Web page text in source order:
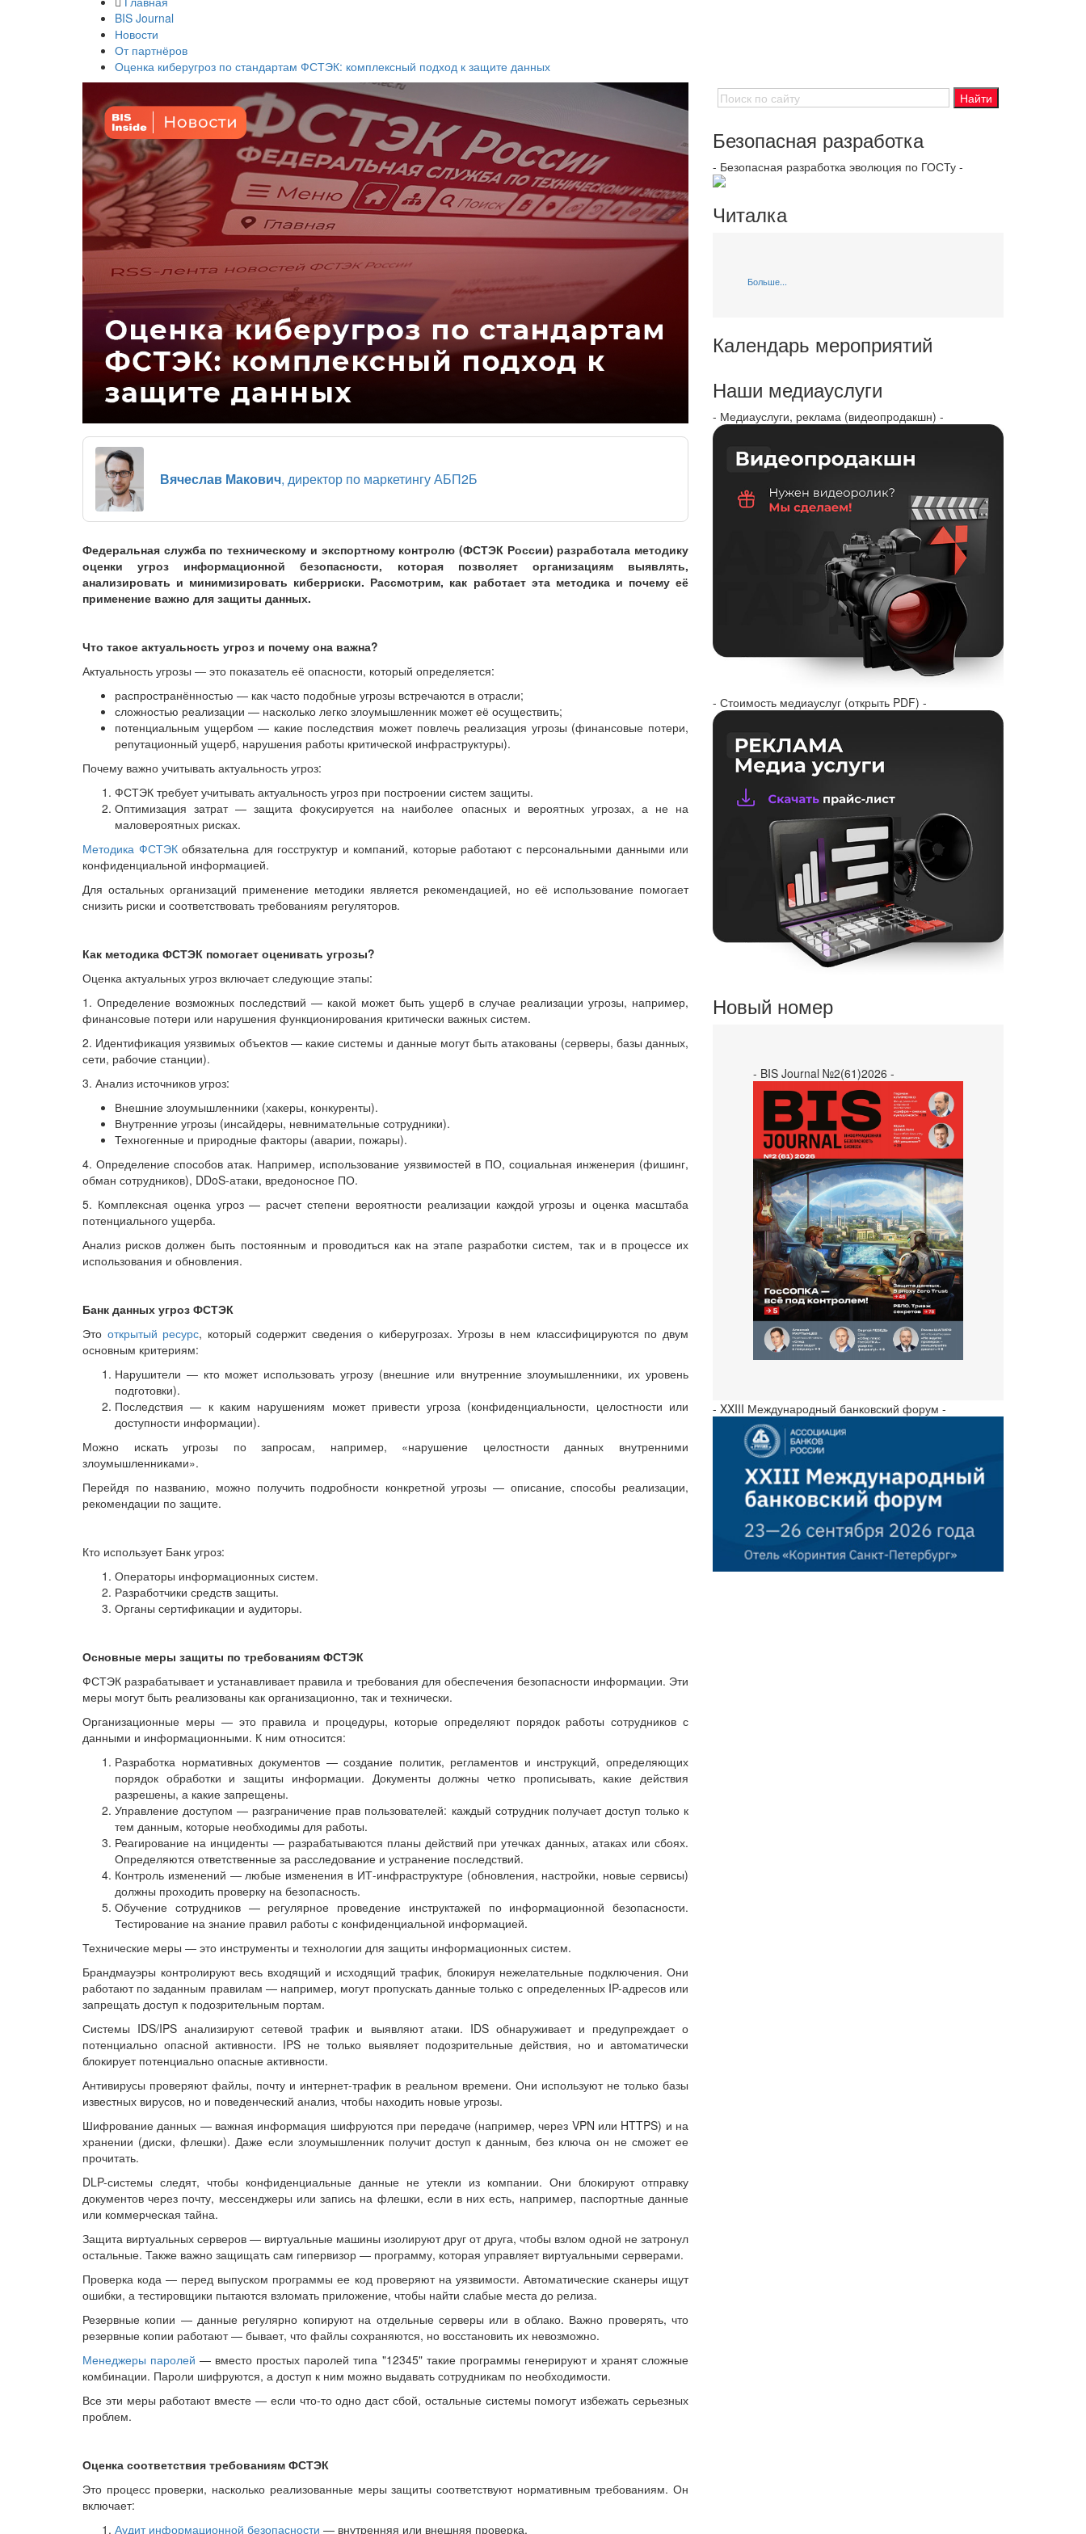
BIS Journal
Новости
От партнёров
Оценка киберугроз по стандартам ФСТЭК: комплексный подход к защите данных
Вячеслав Макович, директор по маркетингу АБП2Б
Федеральная служба по техническому и экспортному контролю (ФСТЭК России) разработала методику
оценки угроз информационной безопасности, которая позволяет организациям выявлять,
анализировать и минимизировать киберриски. Рассмотрим, как работает эта методика и почему её
применение важно для защиты данных.
Что такое актуальность угроз и почему она важна?
Актуальность угрозы — это показатель её опасности, который определяется:
распространённостью — как часто подобные угрозы встречаются в отрасли;
сложностью реализации — насколько легко злоумышленник может её осуществить;
потенциальным ущербом — какие последствия может повлечь реализация угрозы (финансовые потери,
репутационный ущерб, нарушения работы критической инфраструктуры).
Почему важно учитывать актуальность угроз:
ФСТЭК требует учитывать актуальность угроз при построении систем защиты.
Оптимизация затрат — защита фокусируется на наиболее опасных и вероятных угрозах, а не на
маловероятных рисках.
Методика ФСТЭКобязательна для госструктур и компаний, которые работают с персональными данными или
конфиденциальной информацией.
Для остальных организаций применение методики является рекомендацией, но её использование помогает
снизить риски и соответствовать требованиям регуляторов.
Как методика ФСТЭК помогает оценивать угрозы?
Оценка актуальных угроз включает следующие этапы:
1. Определение возможных последствий — какой может быть ущерб в случае реализации угрозы, например,
финансовые потери или нарушения функционирования критически важных систем.
2. Идентификация уязвимых объектов — какие системы и данные могут быть атакованы (серверы, базы данных,
сети, рабочие станции).
3. Анализ источников угроз:
Внешние злоумышленники (хакеры, конкуренты).
Внутренние угрозы (инсайдеры, невнимательные сотрудники).
Техногенные и природные факторы (аварии, пожары).
4. Определение способов атак. Например, использование уязвимостей в ПО, социальная инженерия (фишинг,
обман сотрудников), DDoS-атаки, вредоносное ПО.
5. Комплексная оценка угроз — расчет степени вероятности реализации каждой угрозы и оценка масштаба
потенциального ущерба.
Анализ рисков должен быть постоянным и проводиться как на этапе разработки систем, так и в процессе их
использования и обновления.
Банк данных угроз ФСТЭК
Это открытый ресурс, который содержит сведения о киберугрозах. Угрозы в нем классифицируются по двум
основным критериям:
Нарушители — кто может использовать угрозу (внешние или внутренние злоумышленники, их уровень
подготовки).
Последствия — к каким нарушениям может привести угроза (конфиденциальности, целостности или
доступности информации).
Можно искать угрозы по запросам, например, «нарушение целостности данных внутренними
злоумышленниками».
Перейдя по названию, можно получить подробности конкретной угрозы — описание, способы реализации,
рекомендации по защите.
Кто использует Банк угроз:
Операторы информационных систем.
Разработчики средств защиты.
Органы сертификации и аудиторы.
Основные меры защиты по требованиям ФСТЭК
ФСТЭК разрабатывает и устанавливает правила и требования для обеспечения безопасности информации. Эти
меры могут быть реализованы как организационно, так и технически.
Организационные меры — это правила и процедуры, которые определяют порядок работы сотрудников с
данными и информационными. К ним относится:
Разработка нормативных документов — создание политик, регламентов и инструкций, определяющих
порядок обработки и защиты информации. Документы должны четко прописывать, какие действия
разрешены, а какие запрещены.
Управление доступом — разграничение прав пользователей: каждый сотрудник получает доступ только к
тем данным, которые необходимы для работы.
Реагирование на инциденты — разрабатываются планы действий при утечках данных, атаках или сбоях.
Определяются ответственные за расследование и устранение последствий.
Контроль изменений — любые изменения в ИТ-инфраструктуре (обновления, настройки, новые сервисы)
должны проходить проверку на безопасность.
Обучение сотрудников — регулярное проведение инструктажей по информационной безопасности.
Тестирование на знание правил работы с конфиденциальной информацией.
Технические меры — это инструменты и технологии для защиты информационных систем.
Брандмауэры контролируют весь входящий и исходящий трафик, блокируя нежелательные подключения. Они
работают по заданным правилам — например, могут пропускать данные только с определенных IP-адресов или
запрещать доступ к подозрительным портам.
Системы IDS/IPS анализируют сетевой трафик и выявляют атаки. IDS обнаруживает и предупреждает о
потенциально опасной активности. IPS не только выявляет подозрительные действия, но и автоматически
блокирует потенциально опасные активности.
Антивирусы проверяют файлы, почту и интернет-трафик в реальном времени. Они используют не только базы
известных вирусов, но и поведенческий анализ, чтобы находить новые угрозы.
Шифрование данных — важная информация шифруются при передаче (например, через VPN или HTTPS) и на
хранении (диски, флешки). Даже если злоумышленник получит доступ к данным, без ключа он не сможет ее
прочитать.
DLP-системы следят, чтобы конфиденциальные данные не утекли из компании. Они блокируют отправку
документов через почту, мессенджеры или запись на флешки, если в них есть, например, паспортные данные
или коммерческая тайна.
Защита виртуальных серверов — виртуальные машины изолируют друг от друга, чтобы взлом одной не затронул
остальные. Также важно защищать сам гипервизор — программу, которая управляет виртуальными серверами.
Проверка кода — перед выпуском программы ее код проверяют на уязвимости. Автоматические сканеры ищут
ошибки, а тестировщики пытаются взломать приложение, чтобы найти слабые места до релиза.
Резервные копии — данные регулярно копируют на отдельные серверы или в облако. Важно проверять, что
резервные копии работают — бывает, что файлы сохраняются, но восстановить их невозможно.
Менеджеры паролей — вместо простых паролей типа "12345" такие программы генерируют и хранят сложные
комбинации. Пароли шифруются, а доступ к ним можно выдавать сотрудникам по необходимости.
Все эти меры работают вместе — если что-то одно даст сбой, остальные системы помогут избежать серьезных
проблем.
Оценка соответствия требованиям ФСТЭК
Это процесс проверки, насколько реализованные меры защиты соответствуют нормативным требованиям. Он
включает:
Аудит информационной безопасности — внутренняя или внешняя проверка.
Безопасная разработка
- Безопасная разработка эволюция по ГОСТу -
Читалка
Больше...
Календарь мероприятий
Наши медиауслуги
- Медиауслуги, реклама (видеопродакшн) -
- Стоимость медиауслуг (открыть PDF) -
Новый номер
- BIS Journal №2(61)2026 -
- XXIII Международный банковский форум -